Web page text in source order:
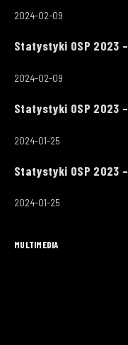
2024-02-09
Statystyki OSP 2023
2024-02-09
Statystyki OSP 2023
2024-01-25
Statystyki OSP 2023
2024-01-25
MULTIMEDIA